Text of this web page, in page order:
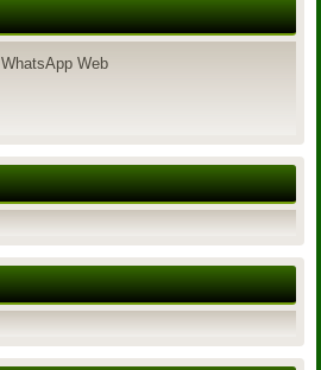
WhatsApp Web